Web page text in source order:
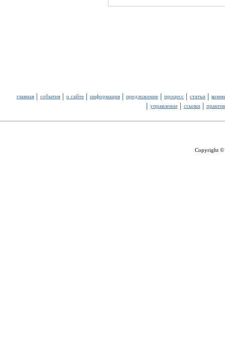
главная события о сайте информация предложение процесс статьи
управление
ссылки
Copyright ©